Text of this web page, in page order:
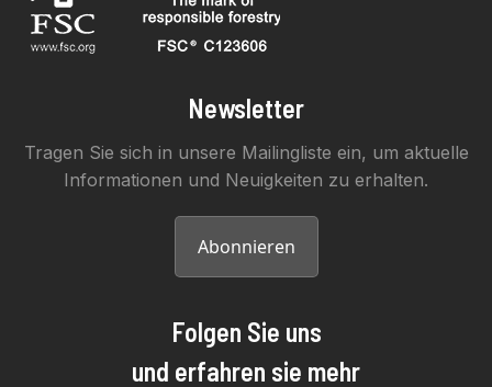
Newsletter
Tragen Sie sich in unsere Mailingliste ein, um aktuelle
Informationen und Neuigkeiten zu erhalten.
Abonnieren
Folgen Sie uns
und erfahren sie mehr